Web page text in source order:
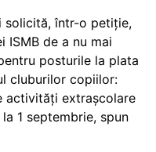
solicită, într-o petiție,
ISMB de a nu mai
posturile la plata
cluburilor copiilor:
activități extrașcolare
1 septembrie, spun